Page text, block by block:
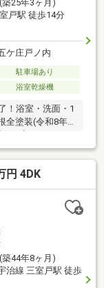
築25年3ヶ月)
戸駅 徒歩14分
ケ庄戸ノ内
駐車場あり
浴室乾燥機
！浴室・洗面・1
塗装(令和8年3
気スイッチ
でに新調予定）
6帖以上確保。
ゼット・収納を
りをもって収納
よる）。お買い物
円 4DK
築44年8ヶ月)
治線 三室戸駅 徒歩